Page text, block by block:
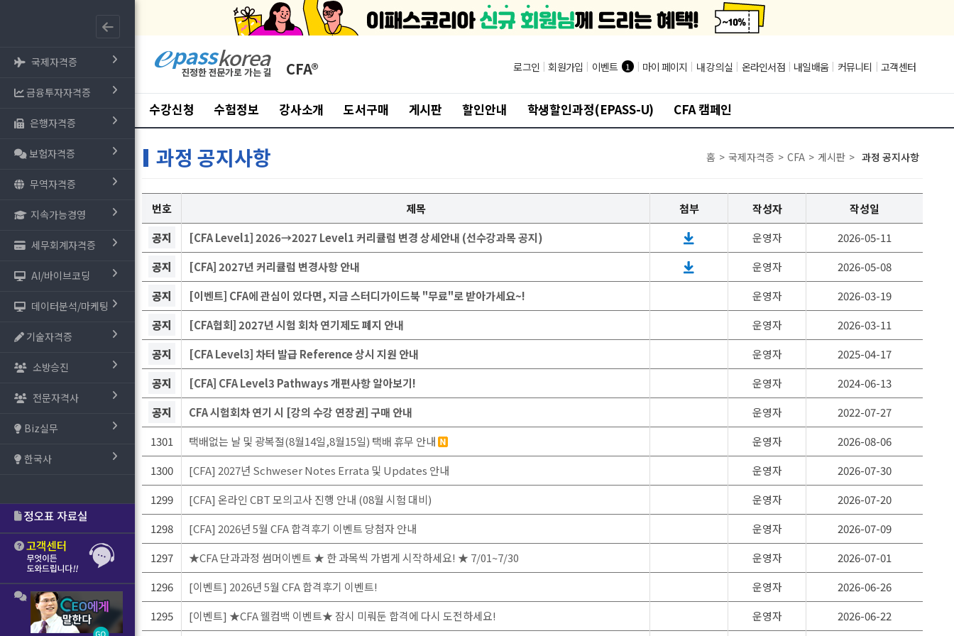
국제자격증
금융투자자격증
은행자격증
보험자격증
무역자격증
지속가능경영
세무회계자격증
AI/바이브코딩
데이터분석/마케팅
기술자격증
소방승진
전문자격사
Biz실무
한국사
CFA® 로그인 | 회원가입 | 이벤트 1 | 마이 페이지 | 내 강의실 | 온라인서점 | 내일배움 | 커뮤니티 | 고객센터
수강신청 수험정보 강사소개 도서구매 게시판 할인안내 학생할인과정(EPASS-U) CFA 캠페인
과정 공지사항 홈 > 국제자격증 > CFA > 게시판 > 과정 공지사항
번호 제목 첨부 작성자
작성일
공지
[CFA Level1] 2026→2027 Level1 커리큘럼 변경 상세안내 (선수강과목 공지) 운영자
2026-05-11
공지
[CFA] 2027년 커리큘럼 변경사항 안내 운영자
2026-05-08
공지
[이벤트] CFA에 관심이 있다면, 지금 스터디가이드북 "무료"로 받아가세요~! 운영자
2026-03-19
공지
[CFA협회] 2027년 시험 회차 연기제도 폐지 안내 운영자
2026-03-11
공지
[CFA Level3] 차터 발급 Reference 상시 지원 안내 운영자
2025-04-17
공지
[CFA] CFA Level3 Pathways 개편사항 알아보기! 운영자
2024-06-13
공지
CFA 시험회차 연기 시 [강의 수강 연장권] 구매 안내 운영자
2022-07-27
1301
택배없는 날 및 광복절(8월14일,8월15일) 택배 휴무 안내 운영자
2026-08-06
1300
[CFA] 2027년 Schweser Notes Errata 및 Updates 안내 운영자
2026-07-30
1299
[CFA] 온라인 CBT 모의고사 진행 안내 (08월 시험 대비) 운영자
2026-07-20
1298
[CFA] 2026년 5월 CFA 합격후기 이벤트 당첨자 안내 운영자
2026-07-09
1297
★CFA 단과과정 썸머이벤트 ★ 한 과목씩 가볍게 시작하세요! ★ 7/01~7/30 운영자
2026-07-01
1296
[이벤트] 2026년 5월 CFA 합격후기 이벤트! 운영자
2026-06-26
1295
[이벤트] ★CFA 웰컴백 이벤트★ 잠시 미뤄둔 합격에 다시 도전하세요! 운영자 2026-06-22